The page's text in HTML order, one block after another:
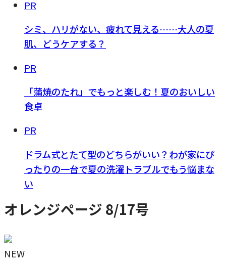
PR
シミ、ハリがない、疲れて見える……大人の夏
肌、どうケアする？
PR
「蒲焼のたれ」でもっと楽しむ！夏のおいしい
食卓
PR
ドラム式とたて型のどちらがいい？わが家にぴ
ったりの一台で夏の洗濯トラブルでもう悩まな
い
オレンジページ 8/17号
NEW